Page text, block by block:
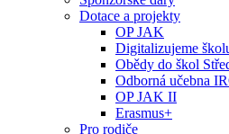
Dotace a projekty
OP JAK
Digitalizujeme
Obědy do škol
Odborná učebna
OP JAK II
Erasmus+
Pro rodiče